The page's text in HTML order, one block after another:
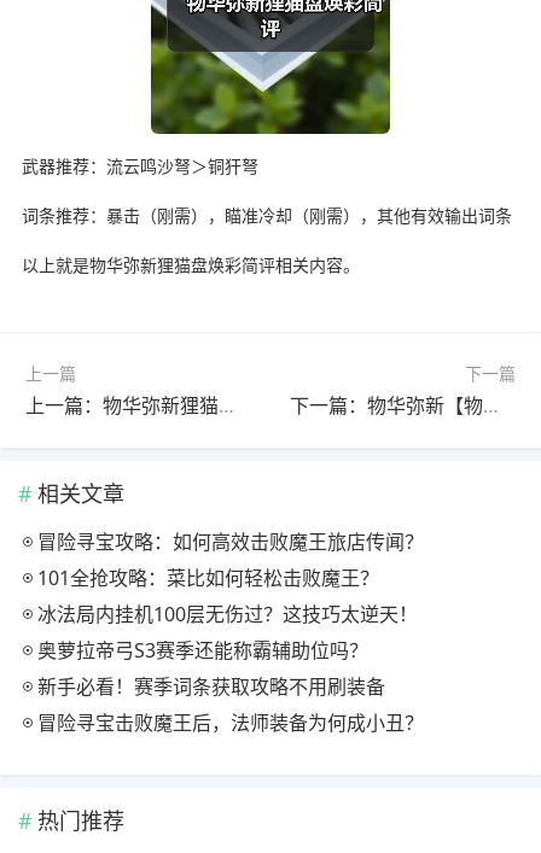
武器推荐：流云鸣沙弩＞铜犴弩
词条推荐：暴击（刚需），瞄准冷却（刚需），其他有效输出词条
以上就是物华弥新狸猫盘焕彩简评相关内容。
上一篇
上一篇：物华弥新狸猫盘角色介绍ฅ՞•ﻌ•՞ฅ
下一篇
下一篇：物华弥新【物华弥新】狸猫盘新版一图流
相关文章
冒险寻宝攻略：如何高效击败魔王旅店传闻？
101全抢攻略：菜比如何轻松击败魔王？
冰法局内挂机100层无伤过？这技巧太逆天！
奥萝拉帝弓S3赛季还能称霸辅助位吗？
新手必看！赛季词条获取攻略不用刷装备
冒险寻宝击败魔王后，法师装备为何成小丑？
热门推荐